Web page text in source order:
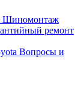
Шиномонтаж
ремонт
Вопросы и